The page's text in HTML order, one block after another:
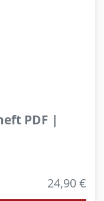
PDF |
24,90 €